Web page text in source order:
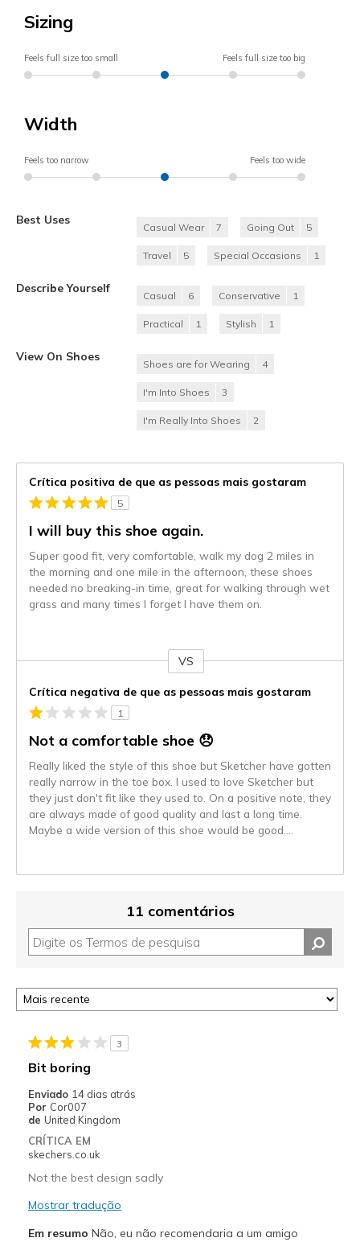
Sizing
Feels full size too small Feels full size too big
Width
Feels too narrow Feels too wide
Best Uses
Casual Wear 7 Going Out 5
Travel 5 Special Occasions 1
Describe Yourself
Casual 6 Conservative 1
Practical 1 Stylish 1
View On Shoes
Shoes are for Wearing 4
I'm Into Shoes 3
I'm Really Into Shoes 2
Crítica positiva de que as pessoas mais gostaram
5
I will buy this shoe again.
Super good fit, very comfortable, walk my dog 2 miles in
the morning and one mile in the afternoon, these shoes
needed no breaking-in time, great for walking through wet
grass and many times I forget I have them on.
VS
Crítica negativa de que as pessoas mais gostaram
1
Not a comfortable shoe 😞
Really liked the style of this shoe but Sketcher have gotten
really narrow in the toe box. I used to love Sketcher but
they just don't fit like they used to. On a positive note, they
are always made of good quality and last a long time.
Maybe a wide version of this shoe would be good….
11 comentários
3
Bit boring
Enviado 14 dias atrás
Por Cor007
de United Kingdom
CRÍTICA EM
skechers.co.uk
Not the best design sadly
Mostrar tradução
Em resumo Não, eu não recomendaria a um amigo